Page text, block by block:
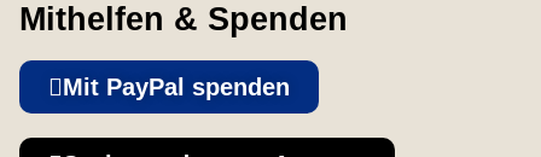
Mithelfen & Spenden
Mit PayPal spenden